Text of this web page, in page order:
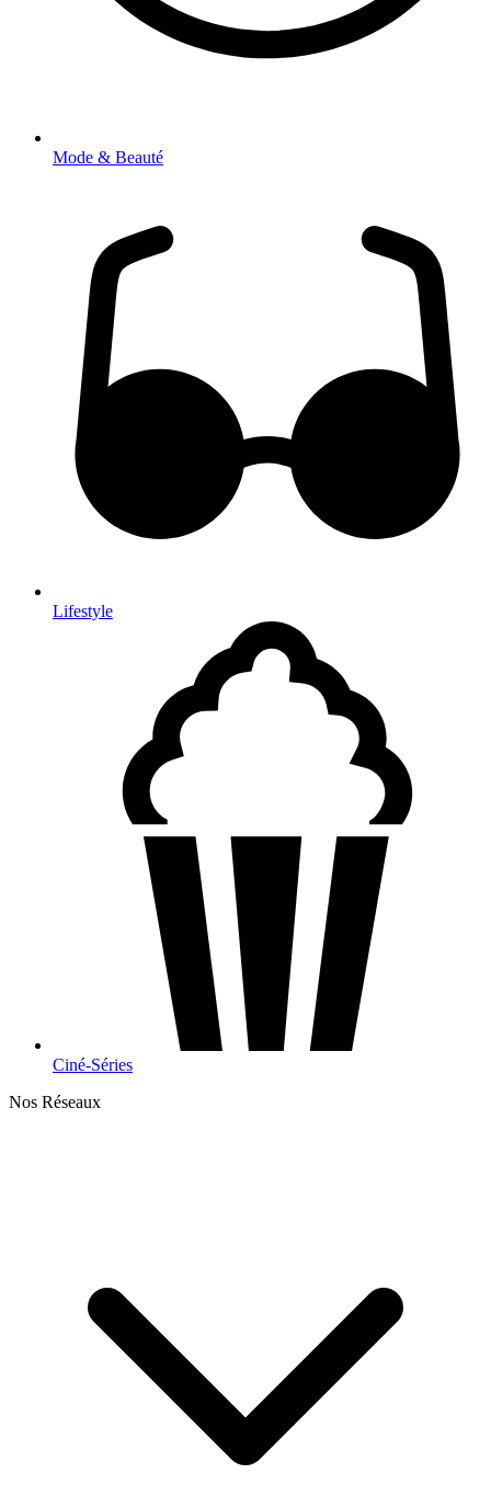
Mode & Beauté
Lifestyle
Ciné-Séries
Nos Réseaux